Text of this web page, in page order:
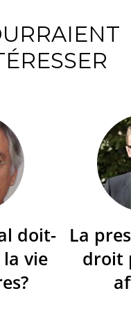
doit-
vie
La
droit